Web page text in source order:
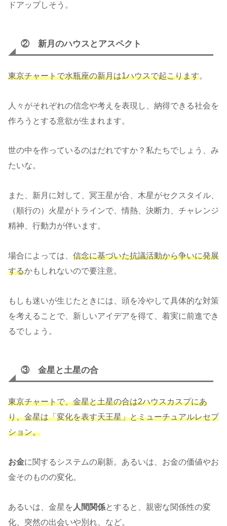
ドアップしそう。
② 新月のハウスとアスペクト
東京チャートで水瓶座の新月は1ハウスで起こります。
人々がそれぞれの信念や考えを表現し、納得できる社会を
作ろうとする意欲が生まれます。
世の中を作っているのはだれですか？私たちでしょう、み
たいな。
また、新月に対して、冥王星が合、木星がセクスタイル、
（順行の）火星がトラインで、情熱、決断力、チャレンジ
精神、行動力が伴います。
場合によっては、 信念に基づいた抗議活動から争いに発展
するかもしれないので要注意。
もしも迷いが生じたときには、頭を冷やして具体的な対策
を考えることで、新しいアイデアを得て、着実に前進でき
るでしょう。
③ 金星と土星の合
東京チャートで、金星と土星の合は2ハウスカスプにあ
り、金星は「変化を表す天王星」とミューチュアルレセプ
ション。
お金に関するシステムの刷新。あるいは、お金の価値やお
金そのものの変化。
あるいは、金星を 人間関係とすると、親密な関係性の変
化、突然の出会いや別れ、など。